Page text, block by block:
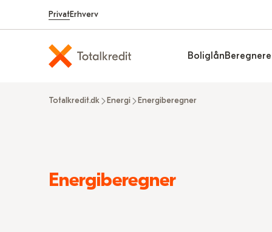
PrivatErhverv
BoliglånBeregnere
Totalkredit.dk Energi Energiberegner
Read
Energiberegner